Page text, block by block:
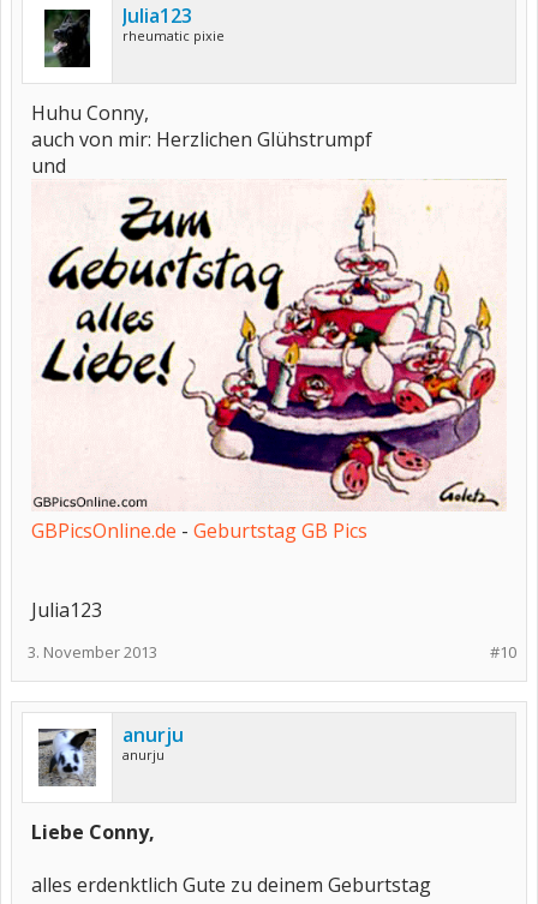
Julia123
rheumatic pixie
Huhu Conny,
auch von mir: Herzlichen Glühstrumpf
und
GBPicsOnline.de - Geburtstag GB Pics
Julia123
#10
3. November 2013
anurju
anurju
Liebe Conny,
alles erdenktlich Gute zu deinem Geburtstag